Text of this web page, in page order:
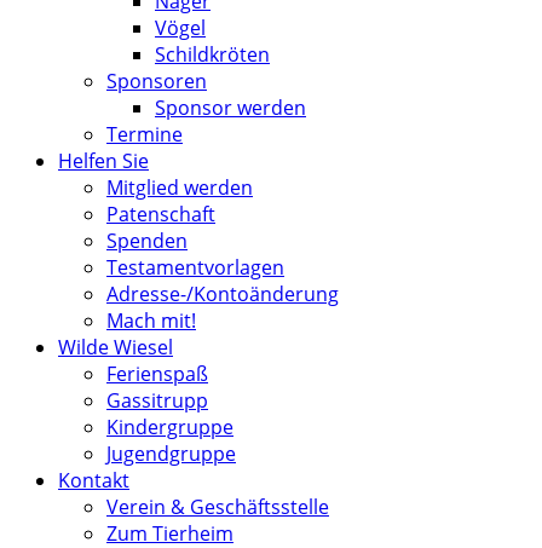
Vögel
Schildkröten
Sponsoren
Sponsor werden
Termine
Helfen Sie
Mitglied werden
Patenschaft
Spenden
Testamentvorlagen
Adresse-/Kontoänderung
Mach mit!
Wilde Wiesel
Ferienspaß
Gassitrupp
Kindergruppe
Jugendgruppe
Kontakt
Verein & Geschäftsstelle
Zum Tierheim